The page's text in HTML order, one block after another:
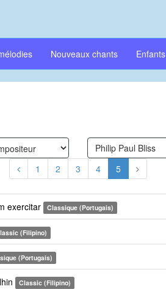
Nouveaux chants Enfants
1 2 3 4 5
exercitar Classique (Portugais)
(Filipino)
(Portugais)
Classic (Filipino)